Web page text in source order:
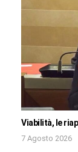
Viabilità, le
7 Agosto 2026